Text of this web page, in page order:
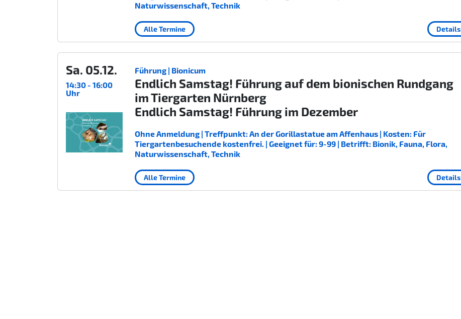
Naturwissenschaft, Technik
Details
Alle Termine
Sa. 05.12.
14:30 - 16:00
Uhr
Führung | Bionicum
Endlich Samstag! Führung auf dem bionischen Rundgang
im Tiergarten Nürnberg
Endlich Samstag! Führung im Dezember
Ohne Anmeldung | Treffpunkt: An der Gorillastatue am Affenhaus | Kosten: Für
Tiergartenbesuchende kostenfrei. | Geeignet für: 9-99 | Betrifft: Bionik, Fauna, Flora,
Naturwissenschaft, Technik
Details
Alle Termine